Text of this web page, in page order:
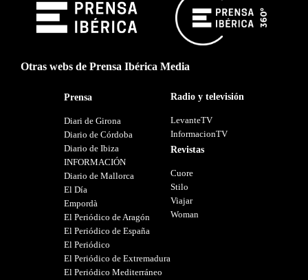
Otras webs de Prensa Ibérica Media
Prensa
Diari de Girona
Diario de Córdoba
Diario de Ibiza
INFORMACIÓN
Diario de Mallorca
El Día
Empordà
El Periódico de Aragón
El Periódico de España
El Periódico
El Periódico de Extremadura
El Periódico Mediterráneo
Radio y televisión
LevanteTV
InformacionTV
Revistas
Cuore
Stilo
Viajar
Woman